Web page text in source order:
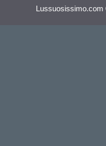
Lussuosissimo.com